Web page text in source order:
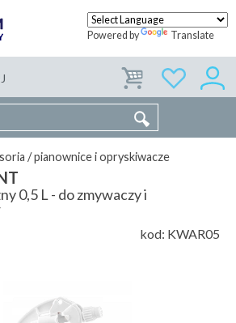
Powered by Translate
WSPÓŁPRACA KONTAKT
/ pianownice i opryskiwacze
0,5 L - do zmywaczy i
kod: KWAR05